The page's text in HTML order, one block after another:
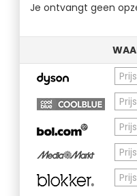
Je ontvangt geen